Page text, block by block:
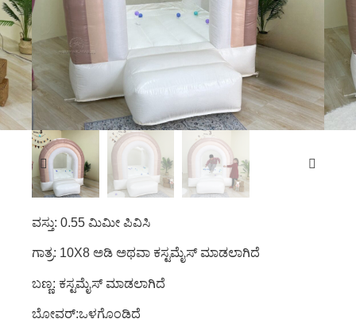
ವಸ್ತು: 0.55 ಮಿಮೀ ಪಿವಿಸಿ
ಗಾತ್ರ: 10X8 ಅಡಿ ಅಥವಾ ಕಸ್ಟಮೈಸ್ ಮಾಡಲಾಗಿದೆ
ಬಣ್ಣ: ಕಸ್ಟಮೈಸ್ ಮಾಡಲಾಗಿದೆ
ಬ್ಲೋವರ್:ಒಳಗೊಂಡಿದೆ